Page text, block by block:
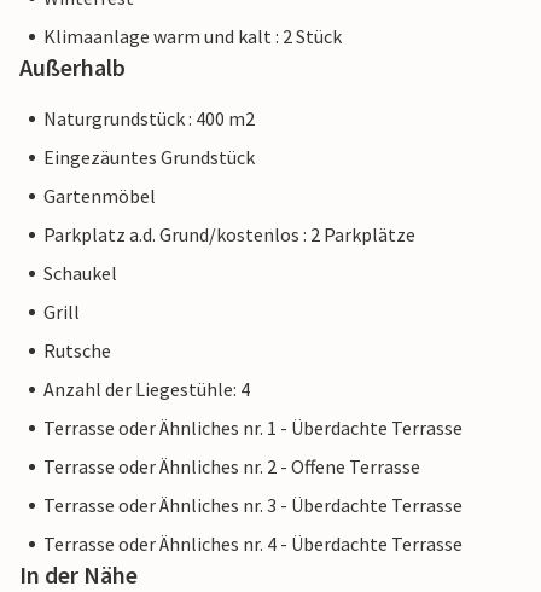
Klimaanlage warm und kalt : 2 Stück
Außerhalb
Naturgrundstück : 400 m2
Eingezäuntes Grundstück
Gartenmöbel
Parkplatz a.d. Grund/kostenlos : 2 Parkplätze
Schaukel
Grill
Rutsche
Anzahl der Liegestühle: 4
Terrasse oder Ähnliches nr. 1 - Überdachte Terrasse
Terrasse oder Ähnliches nr. 2 - Offene Terrasse
Terrasse oder Ähnliches nr. 3 - Überdachte Terrasse
Terrasse oder Ähnliches nr. 4 - Überdachte Terrasse
In der Nähe